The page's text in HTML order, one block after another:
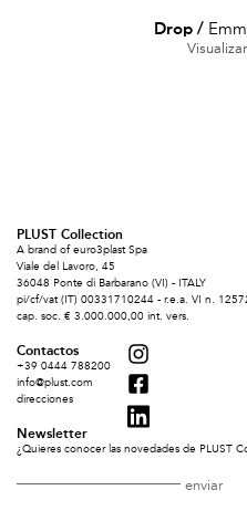
Drop /
PLUST Collection
A brand of euro3plast Spa
Viale del Lavoro, 45
36048 Ponte di Barbarano (VI) - ITALY
pi/cf/vat (IT) 00331710244 - r.e.a. VI n.
cap. soc. € 3.000.000,00 int. vers.
Contactos
+39 0444 788200
info@plust.com
direcciones
Newsletter
¿Quieres conocer las novedades de PLUST